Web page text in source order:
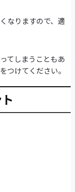
なりますので、適
てしまうこともあ
つけてください。